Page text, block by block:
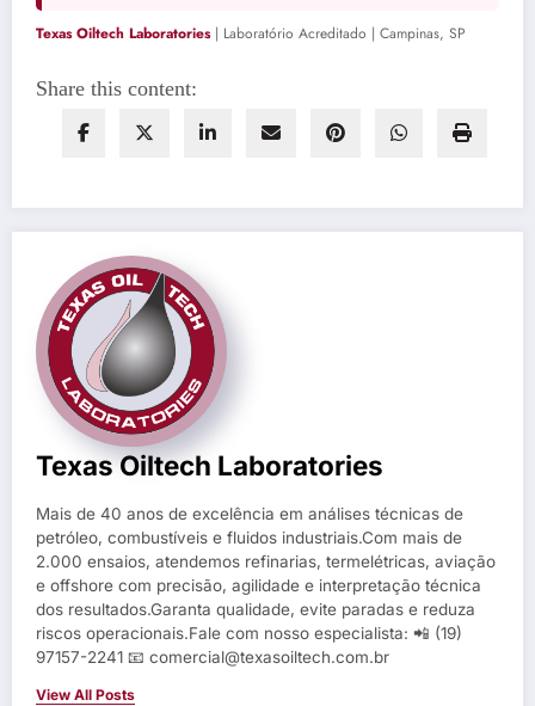
Texas Oiltech Laboratories| Laboratório Acreditado | Campinas, SP
Share this content:
Texas Oiltech Laboratories
Mais de 40 anos de excelência em análises técnicas de
petróleo, combustíveis e fluidos industriais.Com mais de
2.000 ensaios, atendemos refinarias, termelétricas, aviação
e offshore com precisão, agilidade e interpretação técnica
dos resultados.Garanta qualidade, evite paradas e reduza
riscos operacionais.Fale com nosso especialista: 📲 (19)
97157-2241 📧 comercial@texasoiltech.com.br
View All Posts